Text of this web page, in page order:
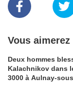
Vous aimerez
Deux hommes
Kalachnikov dans
3000 à Aulnay-